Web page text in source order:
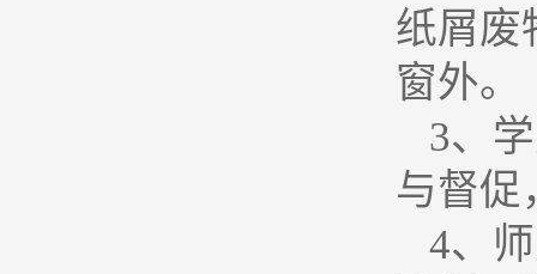
纸屑废
窗外。
3、
与督促
4、